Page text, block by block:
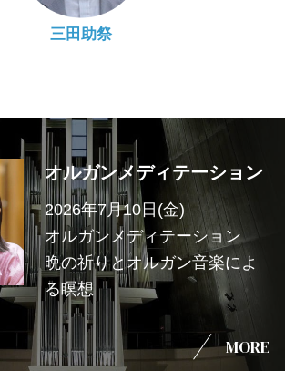
三田助祭
オルガンメディテーション
2026年7月10日(金)
オルガンメディテーション
晩の祈りとオルガン音楽によ
る瞑想
MORE